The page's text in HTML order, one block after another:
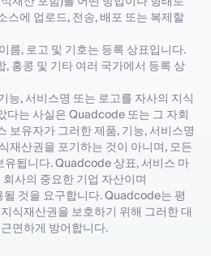
스에 업로드, 전송, 배포 또는 복제할
름, 로고 및 기호는 등록 상표입니다.
홍콩 및 기타 여러 국가에서 등록 상
능, 서비스명 또는 로고를 자사의 지식
다는 사실은 Quadcode 또는 그 자회
보유자가 그러한 제품, 기능, 서비스명
재산권을 포기하는 것이 아니며, 모든
유됩니다. Quadcode 상표, 서비스 마
사의 중요한 기업 자산이며
것을 요구합니다. Quadcode는 평
식재산권을 보호하기 위해 그러한 대
면하게 방어합니다.